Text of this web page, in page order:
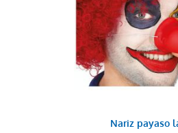
Nariz payaso